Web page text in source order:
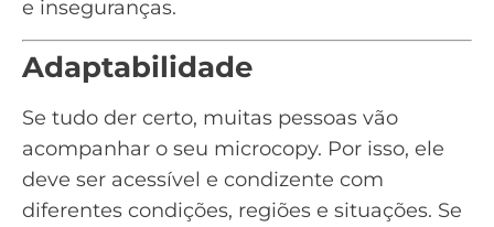
e inseguranças.
Adaptabilidade
Se tudo der certo, muitas pessoas vão
acompanhar o seu microcopy. Por isso, ele
deve ser acessível e condizente com
diferentes condições, regiões e situações. Se